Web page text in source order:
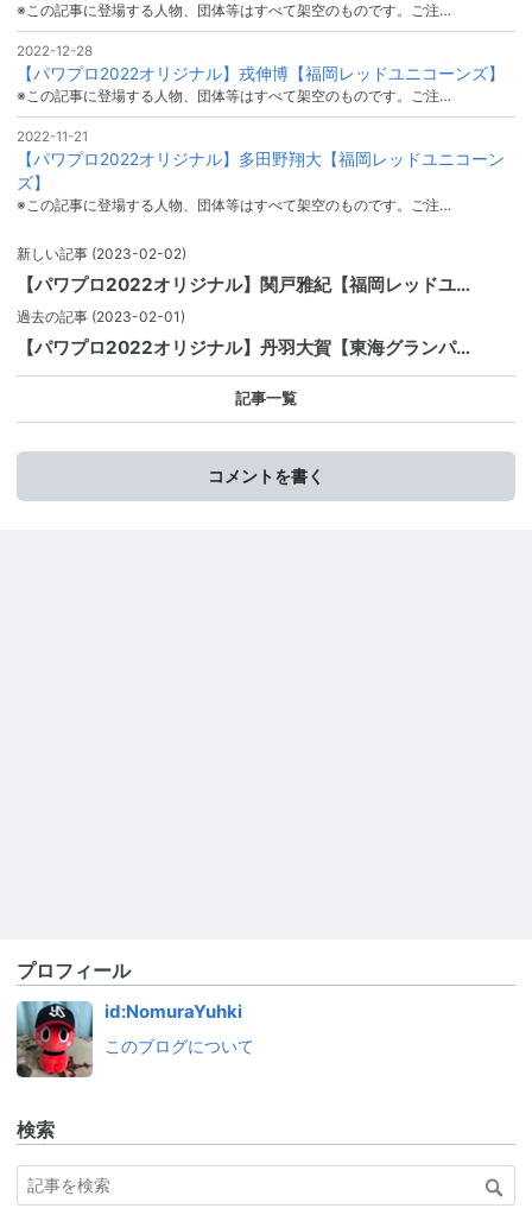
※この記事に登場する人物、団体等はすべて架空のものです。ご注…
2022-12-28
【パワプロ2022オリジナル】戎伸博【福岡レッドユニコーンズ】
※この記事に登場する人物、団体等はすべて架空のものです。ご注…
2022-11-21
【パワプロ2022オリジナル】多田野翔大【福岡レッドユニコーン
ズ】
※この記事に登場する人物、団体等はすべて架空のものです。ご注…
新しい記事 (2023-02-02)
【パワプロ2022オリジナル】関戸雅紀【福岡レッドユ…
過去の記事 (2023-02-01)
【パワプロ2022オリジナル】丹羽大賀【東海グランパ…
記事一覧
コメントを書く
プロフィール
id:NomuraYuhki
このブログについて
検索